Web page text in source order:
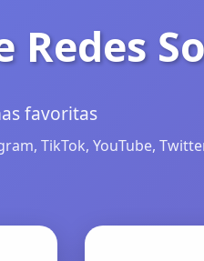
Redes
favoritas
TikTok, YouTube,